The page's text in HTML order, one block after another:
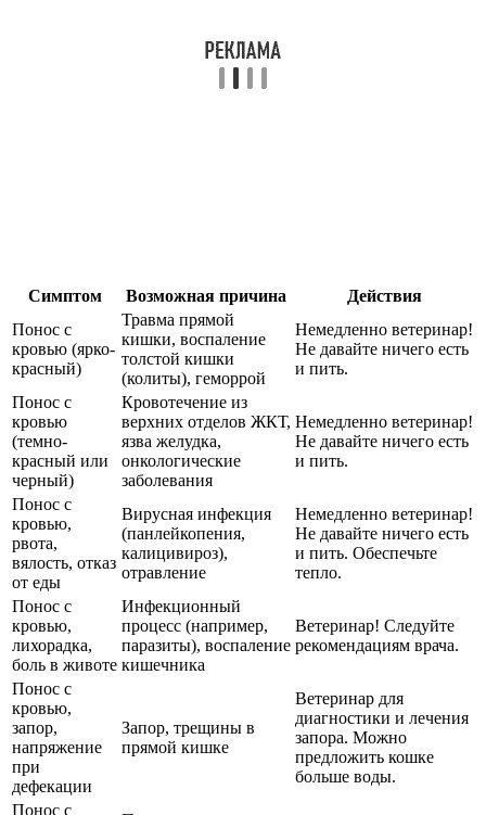
Симптом Возможная причина
Действия
Понос с
кровью (ярко-
красный)
Травма прямой
кишки, воспаление
толстой кишки
(колиты), геморрой
Немедленно ветеринар!
Не давайте ничего есть
и пить.
Понос с
кровью
(темно-
красный или
черный)
Кровотечение из
верхних отделов ЖКТ,
язва желудка,
онкологические
заболевания
Немедленно ветеринар!
Не давайте ничего есть
и пить.
Понос с
кровью,
рвота,
вялость, отказ
от еды
Вирусная инфекция
(панлейкопения,
калицивироз),
отравление
Немедленно ветеринар!
Не давайте ничего есть
и пить. Обеспечьте
тепло.
Понос с
кровью,
лихорадка,
боль в животе
Инфекционный
процесс (например,
паразиты), воспаление
кишечника
Ветеринар! Следуйте
рекомендациям врача.
Понос с
кровью,
запор,
напряжение
при
дефекации
Запор, трещины в
прямой кишке
Ветеринар для
диагностики и лечения
запора. Можно
предложить кошке
больше воды.
Понос с